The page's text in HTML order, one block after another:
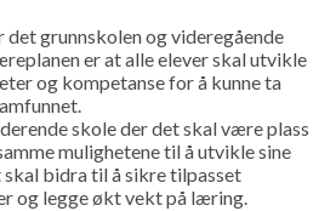
grunnskolen og videregående
er at alle elever skal utvikle
og kompetanse for å kunne ta
skole der det skal være plass
mulighetene til å utvikle sine
bidra til å sikre tilpasset
og legge økt vekt på læring.